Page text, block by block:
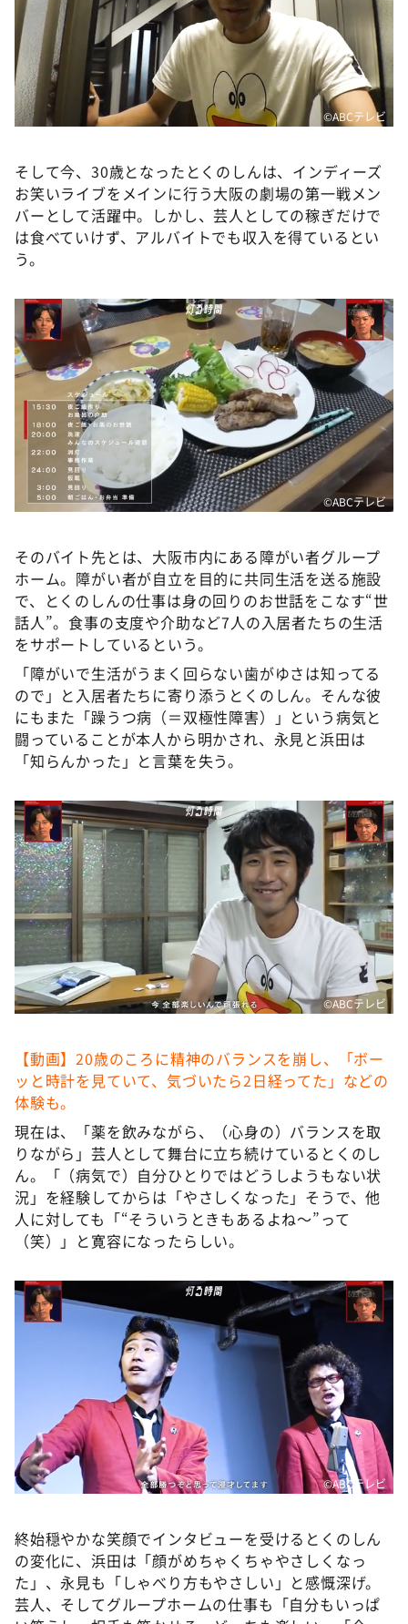
©️ABCテレビ
そして今、30歳となったとくのしんは、インディーズ
お笑いライブをメインに行う大阪の劇場の第一戦メン
バーとして活躍中。しかし、芸人としての稼ぎだけで
は食べていけず、アルバイトでも収入を得ているとい
う。
©️ABCテレビ
そのバイト先とは、大阪市内にある障がい者グループ
ホーム。障がい者が自立を目的に共同生活を送る施設
で、とくのしんの仕事は身の回りのお世話をこなす“世
話人”。食事の支度や介助など7人の入居者たちの生活
をサポートしているという。
「障がいで生活がうまく回らない歯がゆさは知ってる
ので」と入居者たちに寄り添うとくのしん。そんな彼
にもまた「躁うつ病（＝双極性障害）」という病気と
闘っていることが本人から明かされ、永見と浜田は
「知らんかった」と言葉を失う。
©️ABCテレビ
【動画】20歳のころに精神のバランスを崩し、「ボー
ッと時計を見ていて、気づいたら2日経ってた」などの
体験も。
現在は、「薬を飲みながら、（心身の）バランスを取
りながら」芸人として舞台に立ち続けているとくのし
ん。「（病気で）自分ひとりではどうしようもない状
況」を経験してからは「やさしくなった」そうで、他
人に対しても「“そういうときもあるよね〜”って
（笑）」と寛容になったらしい。
©️ABCテレビ
終始穏やかな笑顔でインタビューを受けるとくのしん
の変化に、浜田は「顔がめちゃくちゃやさしくなっ
た」、永見も「しゃべり方もやさしい」と感慨深げ。
芸人、そしてグループホームの仕事も「自分もいっぱ